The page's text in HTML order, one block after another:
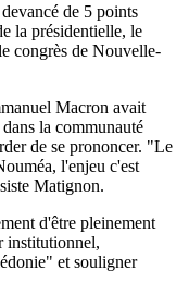
de 5 points
la présidentielle, le
congrès de Nouvelle-
Macron avait
la communauté
de se prononcer. "Le
l'enjeu c'est
Matignon.
d'être pleinement
institutionnel,
et souligner